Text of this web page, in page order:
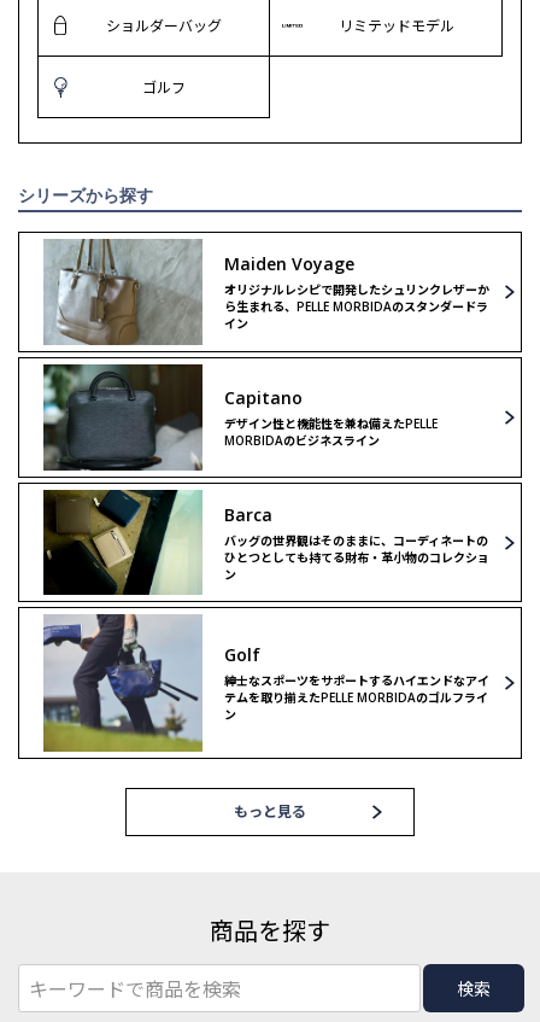
ショルダーバッグ リミテッドモデル
ゴルフ
シリーズから探す
Maiden Voyage
オリジナルレシピで開発したシュリンクレザーか
ら生まれる、PELLE MORBIDAのスタンダードラ
イン
Capitano
デザイン性と機能性を兼ね備えたPELLE
MORBIDAのビジネスライン
Barca
バッグの世界観はそのままに、コーディネートの
ひとつとしても持てる財布・革小物のコレクショ
ン
Golf
紳士なスポーツをサポートするハイエンドなアイ
テムを取り揃えたPELLE MORBIDAのゴルフライ
ン
もっと見る
商品を探す
検索